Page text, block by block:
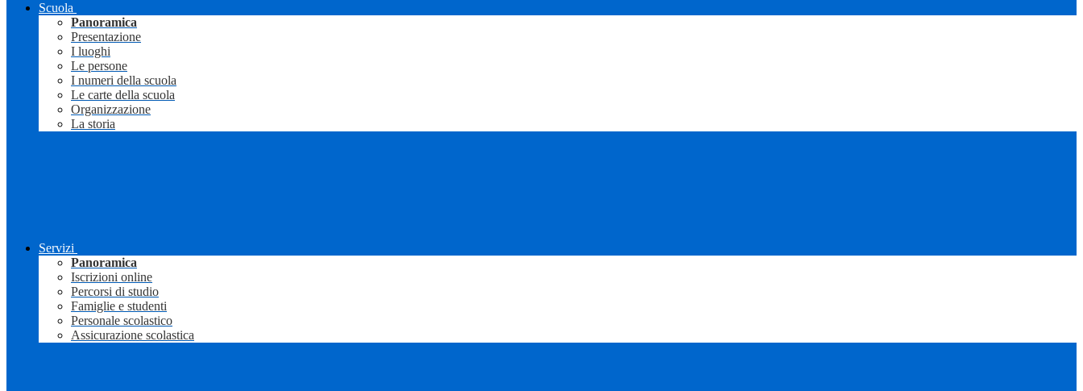
Scuola
Panoramica
Presentazione
I luoghi
Le persone
I numeri della scuola
Le carte della scuola
Organizzazione
La storia
Servizi
Panoramica
Iscrizioni online
Percorsi di studio
Famiglie e studenti
Personale scolastico
Assicurazione scolastica